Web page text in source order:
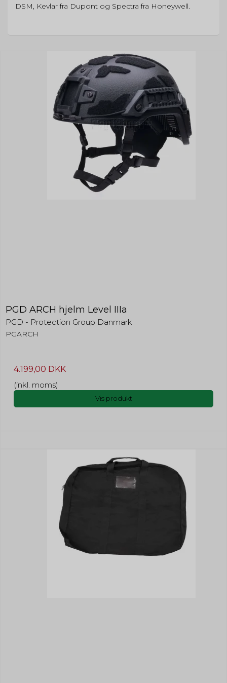
DSM, Kevlar fra Dupont og Spectra fra Honeywell.
PGD ARCH hjelm Level IIIa
PGD - Protection Group Danmark
PGARCH
4.199,00 DKK
(inkl. moms)
Vis produkt